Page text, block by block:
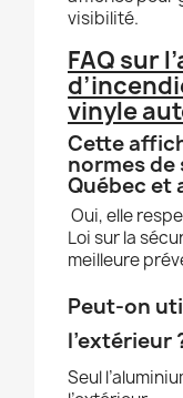
visibilité.
FAQ sur
vinyle
Cette
normes
Québec et
Oui, elle
Loi sur la
meilleure
Peut-on
l’extérieur
Seul